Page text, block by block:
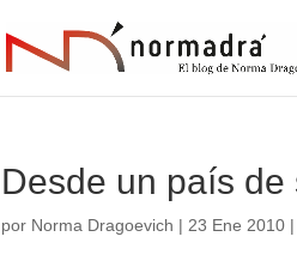
Desde un país
por Norma Dragoevich | 23 Ene 2010 |